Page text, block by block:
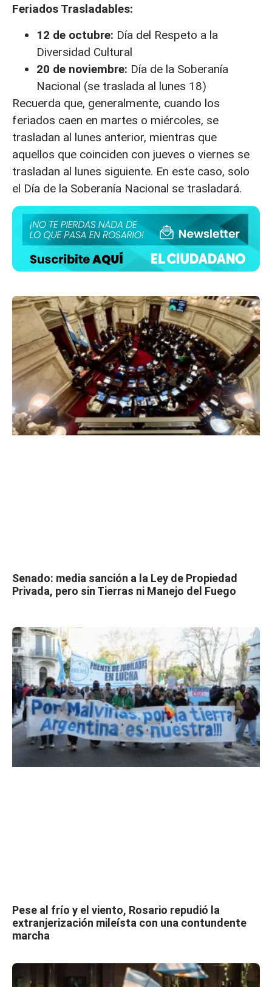
Feriados Trasladables:
12 de octubre: Día del Respeto a la
Diversidad Cultural
20 de noviembre: Día de la Soberanía
Nacional (se traslada al lunes 18)
Recuerda que, generalmente, cuando los
feriados caen en martes o miércoles, se
trasladan al lunes anterior, mientras que
aquellos que coinciden con jueves o viernes se
trasladan al lunes siguiente. En este caso, solo
el Día de la Soberanía Nacional se trasladará.
Senado: media sanción a la Ley de Propiedad
Privada, pero sin Tierras ni Manejo del Fuego
Pese al frío y el viento, Rosario repudió la
extranjerización mileísta con una contundente
marcha